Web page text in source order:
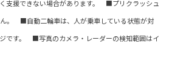
支援できない場合があります。 ■プリクラッシュ
。 ■自動二輪車は、人が乗車している状態が対
です。 ■写真のカメラ・レーダーの検知範囲はイ